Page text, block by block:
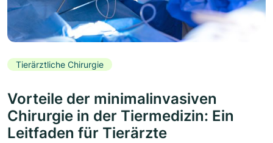
Tierärztliche Chirurgie
Vorteile der minimalinvasiven
Chirurgie in der Tiermedizin: Ein
Leitfaden für Tierärzte